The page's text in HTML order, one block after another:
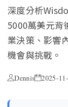
深度分析
5000萬美元背
業決策、影響
機會與挑戰。
Dennis 2025-